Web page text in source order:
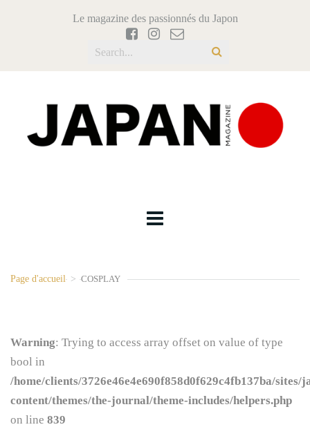
Le magazine des passionnés du Japon
Page d'accueil > COSPLAY
Warning: Trying to access array offset on value of type
bool in
/home/clients/3726e46e4e690f858d0f629c4fb137ba/sites/
content/themes/the-journal/theme-includes/helpers.php
on line 839